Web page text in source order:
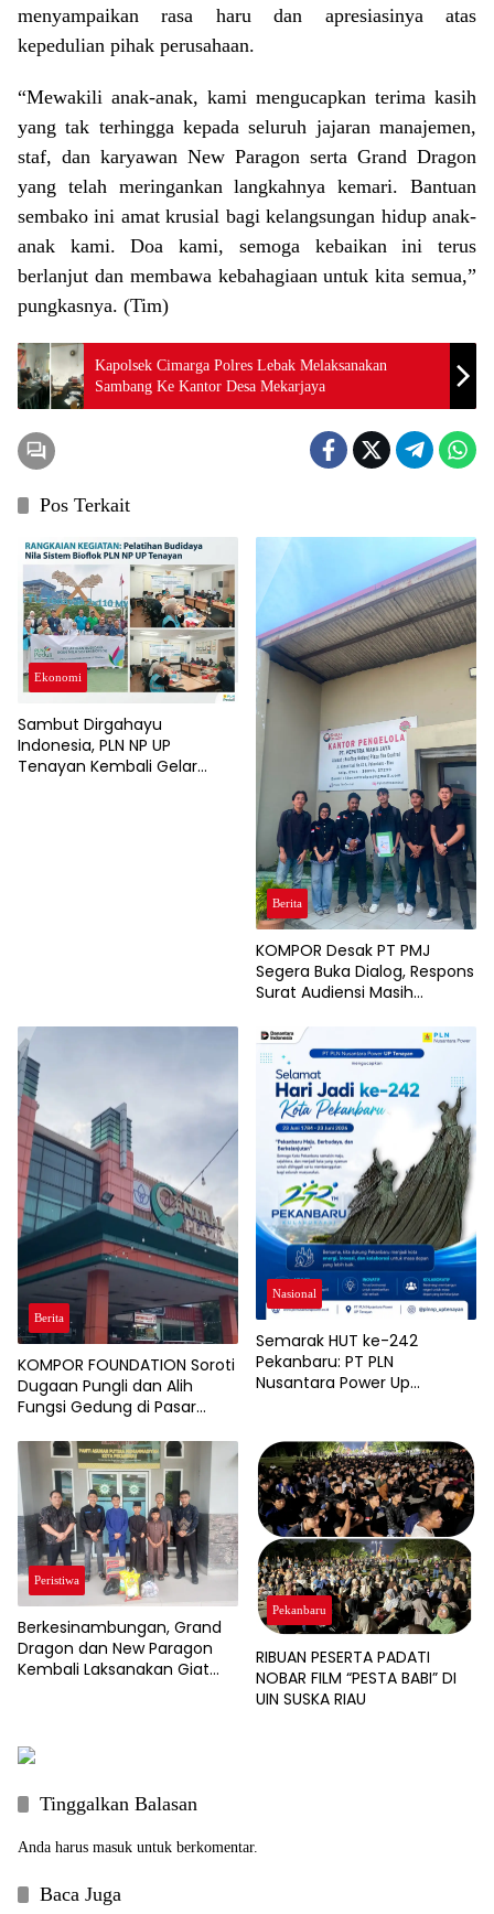
menyampaikan rasa haru dan apresiasinya atas
kepedulian pihak perusahaan.
“Mewakili anak-anak, kami mengucapkan terima kasih
yang tak terhingga kepada seluruh jajaran manajemen,
staf, dan karyawan New Paragon serta Grand Dragon
yang telah meringankan langkahnya kemari. Bantuan
sembako ini amat krusial bagi kelangsungan hidup anak-
anak kami. Doa kami, semoga kebaikan ini terus
berlanjut dan membawa kebahagiaan untuk kita semua,”
pungkasnya. (Tim)
Kapolsek Cimarga Polres Lebak Melaksanakan
Sambang Ke Kantor Desa Mekarjaya
Pos Terkait
Ekonomi
Sambut Dirgahayu
Indonesia, PLN NP UP
Tenayan Kembali Gelar
Berita
KOMPOR Desak PT PMJ
Segera Buka Dialog, Respons
Surat Audiensi Masih
Berita
KOMPOR FOUNDATION Soroti
Dugaan Pungli dan Alih
Fungsi Gedung di Pasar
Nasional
Semarak HUT ke-242
Pekanbaru: PT PLN
Nusantara Power Up
Pembangunan Kota Bertuah
Peristiwa
Berkesinambungan, Grand
Dragon dan New Paragon
Kembali Laksanakan Giat
Pekanbaru
RIBUAN PESERTA PADATI
NOBAR FILM “PESTA BABI” DI
UIN SUSKA RIAU
Tinggalkan Balasan
Anda harus masuk untuk berkomentar.
Baca Juga